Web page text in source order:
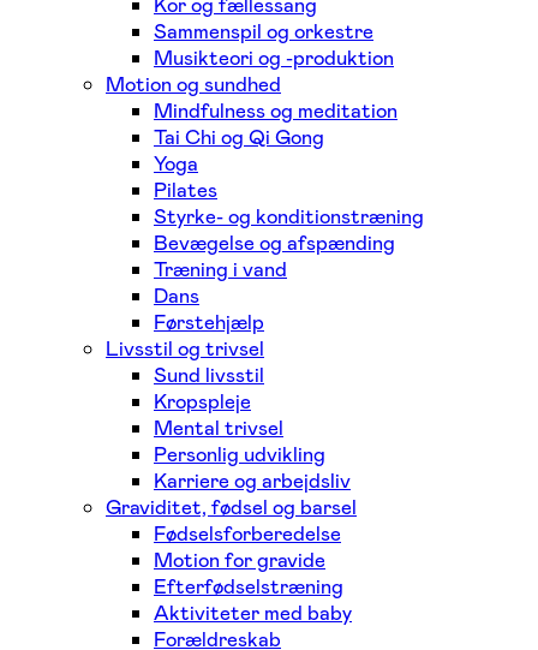
Sammenspil og orkestre
Musikteori og -produktion
Motion og sundhed
Mindfulness og meditation
Tai Chi og Qi Gong
Yoga
Pilates
Styrke- og konditionstræning
Bevægelse og afspænding
Træning i vand
Dans
Førstehjælp
Livsstil og trivsel
Sund livsstil
Kropspleje
Mental trivsel
Personlig udvikling
Karriere og arbejdsliv
Graviditet, fødsel og barsel
Fødselsforberedelse
Motion for gravide
Efterfødselstræning
Aktiviteter med baby
Forældreskab